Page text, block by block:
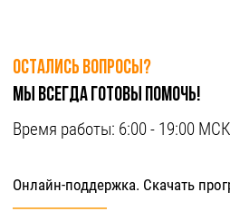
Остались вопросы?
Мы всегда готовы помочь!
Время работы: 6:00 - 19:00 МСК
Онлайн-поддержка. Скачать